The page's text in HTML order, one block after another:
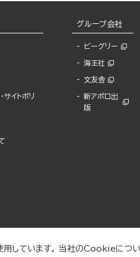
サイトポリ
グループ会社
ビーグリー
海王社
文友舎
新アポロ出
版
しています。 当社のCookieについ